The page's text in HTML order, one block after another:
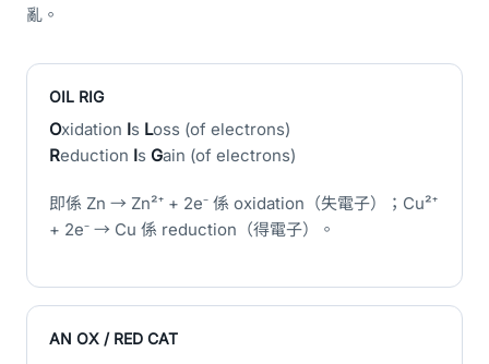
亂。
OIL RIG
Oxidation Is Loss (of electrons)
Reduction Is Gain (of electrons)
即係 Zn → Zn²⁺ + 2e⁻ 係 oxidation（失電子）；Cu²⁺
+ 2e⁻ → Cu 係 reduction（得電子）。
AN OX / RED CAT